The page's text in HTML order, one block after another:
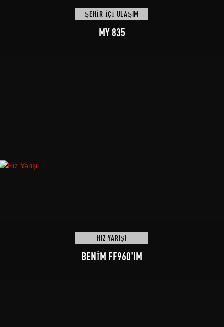
ŞEHIR İÇI ULAŞIM
MY 835
HIZ YARIŞI
BENİM FF960'IM